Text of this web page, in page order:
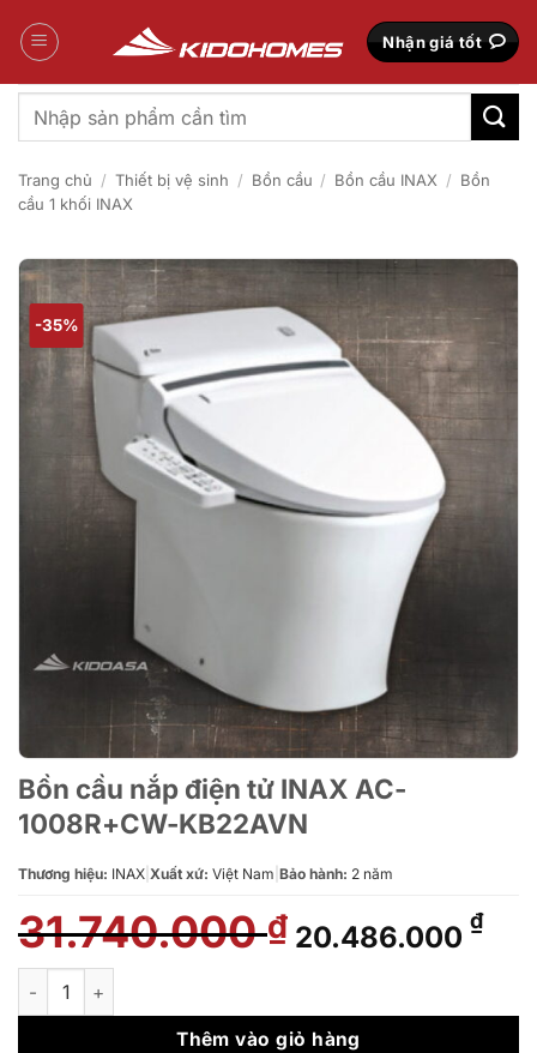
qua
Nhận giá tốt
Tìm
kiếm:
Trang chủ / Thiết bị vệ sinh / Bồn cầu / Bồn cầu INAX / Bồn
cầu 1 khối INAX
-35%
Bồn cầu nắp điện tử INAX AC-
1008R+CW-KB22AVN
Thương hiệu: INAX Xuất xứ: Việt Nam Bảo hành: 2 năm
31.740.000₫ Giá
gốc
31.740.000 ₫.
20.486.000 ₫Giá
là:
Bồn cầu nắp điện tử INAX AC-1008R+CW-KB22AVN số lượng
Thêm vào giỏ hàng